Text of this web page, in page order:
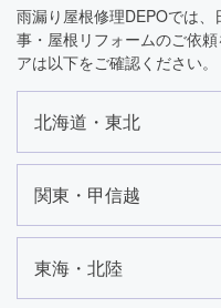
雨漏り屋根修理DEPOでは、
事・屋根リフォームのご依
アは以下をご確認ください。
北海道・東北
関東・甲信越
東海・北陸